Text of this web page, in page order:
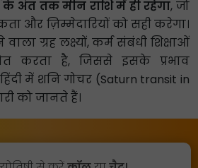
के अंत तक मीन राशि में ही रहेगा, जो
और ज़िम्मेदारियों को सही करेगा।
ग्रह लक्ष्यों, कर्म संबंधी शिक्षाओं
करता है, जिससे इसके प्रभाव
हिंदी में शनि गोचर (Saturn transit in
को जानते हैं।